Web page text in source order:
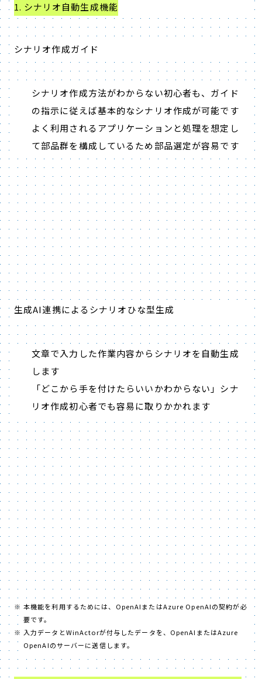
1. シナリオ自動生成機能
シナリオ作成ガイド
シナリオ作成方法がわからない初心者も、ガイド
の指示に従えば基本的なシナリオ作成が可能です
よく利用されるアプリケーションと処理を想定し
て部品群を構成しているため部品選定が容易です
生成AI連携によるシナリオひな型生成
文章で入力した作業内容からシナリオを自動生成
します
「どこから手を付けたらいいかわからない」シナ
リオ作成初心者でも容易に取りかかれます
本機能を利用するためには、OpenAIまたはAzure OpenAIの契約が必
要です。
入力データとWinActorが付与したデータを、OpenAIまたはAzure
OpenAIのサーバーに送信します。